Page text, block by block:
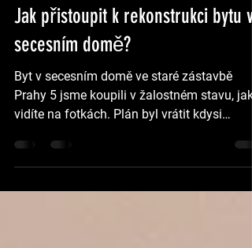
Šárka Horáková
27. 2. 2022
Minut čtení: 2
REKONSTRUKCE
Jak přistoupit k rekonstrukci bytu v
secesním domě?
Byt v secesním domě ve staré zástavbě
Prahy 5 jsme koupili v žalostném stavu, jak